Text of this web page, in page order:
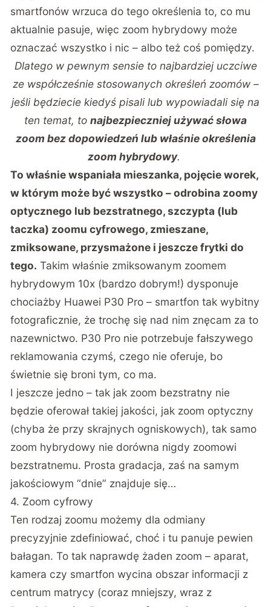
smartfonów wrzuca do tego określenia to, co mu
aktualnie pasuje, więc zoom hybrydowy może
oznaczać wszystko i nic – albo też coś pomiędzy.
Dlatego w pewnym sensie to najbardziej uczciwe
ze współcześnie stosowanych określeń zoomów –
jeśli będziecie kiedyś pisali lub wypowiadali się na
ten temat, to najbezpieczniej używać słowa
zoom bez dopowiedzeń lub właśnie określenia
zoom hybrydowy.
To właśnie wspaniała mieszanka, pojęcie worek,
w którym może być wszystko – odrobina zoomy
optycznego lub bezstratnego, szczypta (lub
taczka) zoomu cyfrowego, zmieszane,
zmiksowane, przysmażone i jeszcze frytki do
tego. Takim właśnie zmiksowanym zoomem
hybrydowym 10x (bardzo dobrym!) dysponuje
chociażby Huawei P30 Pro – smartfon tak wybitny
fotograficznie, że trochę się nad nim znęcam za to
nazewnictwo. P30 Pro nie potrzebuje fałszywego
reklamowania czymś, czego nie oferuje, bo
świetnie się broni tym, co ma.
I jeszcze jedno – tak jak zoom bezstratny nie
będzie oferował takiej jakości, jak zoom optyczny
(chyba że przy skrajnych ogniskowych), tak samo
zoom hybrydowy nie dorówna nigdy zoomowi
bezstratnemu. Prosta gradacja, zaś na samym
jakościowym “dnie” znajduje się…
4. Zoom cyfrowy
Ten rodzaj zoomu możemy dla odmiany
precyzyjnie zdefiniować, choć i tu panuje pewien
bałagan. To tak naprawdę żaden zoom – aparat,
kamera czy smartfon wycina obszar informacji z
centrum matrycy (coraz mniejszy, wraz z